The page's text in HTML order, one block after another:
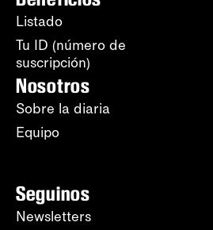
Listado
Tu ID (número de
suscripción)
Nosotros
Sobre la diaria
Equipo
Seguinos
Newsletters